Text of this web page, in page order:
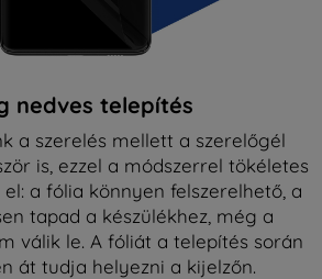
nedves telepítés
a szerelés mellett a szerelőgél
is, ezzel a módszerrel tökéletes
a fólia könnyen felszerelhető, a
tapad a készülékhez, még a
válik le. A fóliát a telepítés során
át tudja helyezni a kijelzőn.